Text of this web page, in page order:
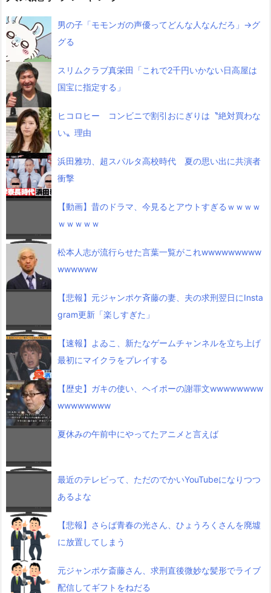
男の子「モモンガの声優ってどんな人なんだろ」→グ
グる
スリムクラブ真栄田「これで2千円いかない日高屋は
国宝に指定する」
ヒコロヒー コンビニで割引おにぎりは〝絶対買わな
い〟理由
浜田雅功、超スパルタ高校時代 夏の思い出に共演者
衝撃
【動画】昔のドラマ、今見るとアウトすぎるｗｗｗｗ
ｗｗｗｗｗ
松本人志が流行らせた言葉一覧がこれwwwwwwwww
wwwwww
【悲報】元ジャンポケ斉藤の妻、夫の求刑翌日にInsta
gram更新「楽しすぎた」
【速報】よゐこ、新たなゲームチャンネルを立ち上げ
最初にマイクラをプレイする
【歴史】ガキの使い、ヘイポーの謝罪文wwwwwwww
wwwwwwww
夏休みの午前中にやってたアニメと言えば
最近のテレビって、ただのでかいYouTubeになりつつ
あるよな
【悲報】さらば青春の光さん、ひょうろくさんを廃墟
に放置してしまう
元ジャンポケ斎藤さん、求刑直後微妙な髪形でライブ
配信してギフトをねだる